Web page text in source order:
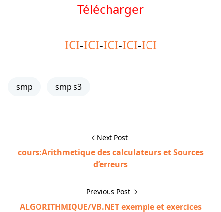
Télécharger
ICI-ICI-ICI-ICI-ICI
smp smp s3
Next Post
cours:Arithmetique des calculateurs et Sources
d’erreurs
Previous Post
ALGORITHMIQUE/VB.NET exemple et exercices